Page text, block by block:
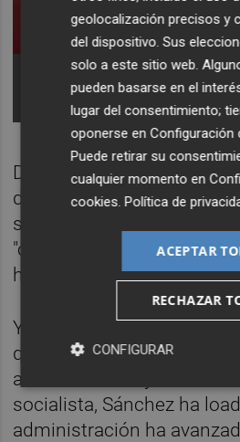
El secretario general del
Gobierno, Pedro Sánchez.
MARTÍNEZ VÉLEZ/EP
Durante su
defendido que su llegada
supuso un paso en frente
"corrupción sistémica" que,
había sembrado en las
Y pese al "error" de confiar
que ha pedido como
a la ciudadanía y
socialista, Sánchez ha
administración ha
geolocalización precisos y
del dispositivo. Sus
solo a este sitio web.
pueden basarse en el
lugar del consentimiento;
oponerse enConfiguración
Puede retirar su
cualquier momento en
cookies .Política de
ACEPTAR
RECHAZAR
CONFIGURAR